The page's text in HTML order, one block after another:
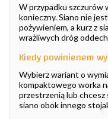
W przypadku szczurów
konieczny. Siano nie
pożywieniem, a kurz z
wrażliwych dróg
Kiedy powinienem
Wybierz wariant o
kompaktowego worka
przestrzenią lub
siano obok innego